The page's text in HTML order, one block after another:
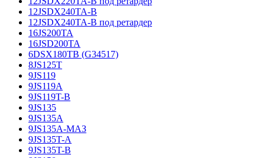
12JSDX240TA-B
12JSDX240TA-B под ретардер
16JS200TA
16JSD200TA
6DSX180TB (G34517)
8JS125T
9JS119
9JS119A
9JS119T-B
9JS135
9JS135A
9JS135A-МАЗ
9JS135T-A
9JS135T-B